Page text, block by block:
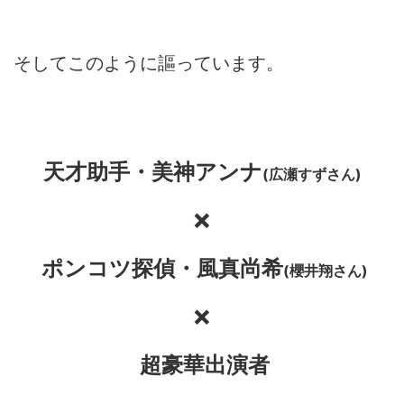
そしてこのように謳っています。
天才助手・美神アンナ(広瀬すずさん)
×
ポンコツ探偵・風真尚希(櫻井翔さん)
×
超豪華出演者